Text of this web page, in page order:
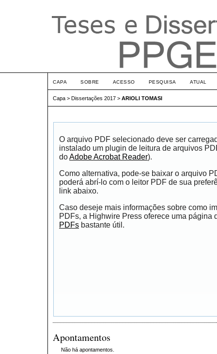
CAPA SOBRE ACESSO PESQUISA ATUAL
Capa > Dissertações 2017 > ARIOLI TOMASI
O arquivo PDF selecionado deve ser
instalado um plugin de leitura de arquivos
doAdobe Acrobat Reader).
Como alternativa, pode-se baixar o arquivo
poderá abrí-lo com o leitor PDF de sua
link abaixo.
Caso deseje mais informações sobre como
PDFs, a Highwire Press oferece uma página
PDFs bastante útil.
Apontamentos
Não há apontamentos.